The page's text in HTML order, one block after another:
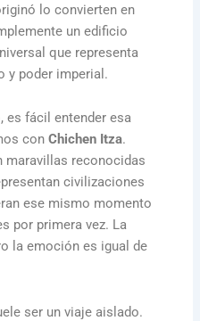
lo convierten en
un edificio
que representa
y poder imperial.
es fácil entender esa
conChichen Itza.
maravillas reconocidas
civilizaciones
ese mismo momento
por primera vez. La
la emoción es igual de
ser un viaje aislado.